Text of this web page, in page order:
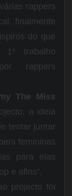
rappers
finalmente
do que
trabalho
rappers
The Miss
a ideia
tentar juntar
femininas
para elas
e afins”.
projecto foi